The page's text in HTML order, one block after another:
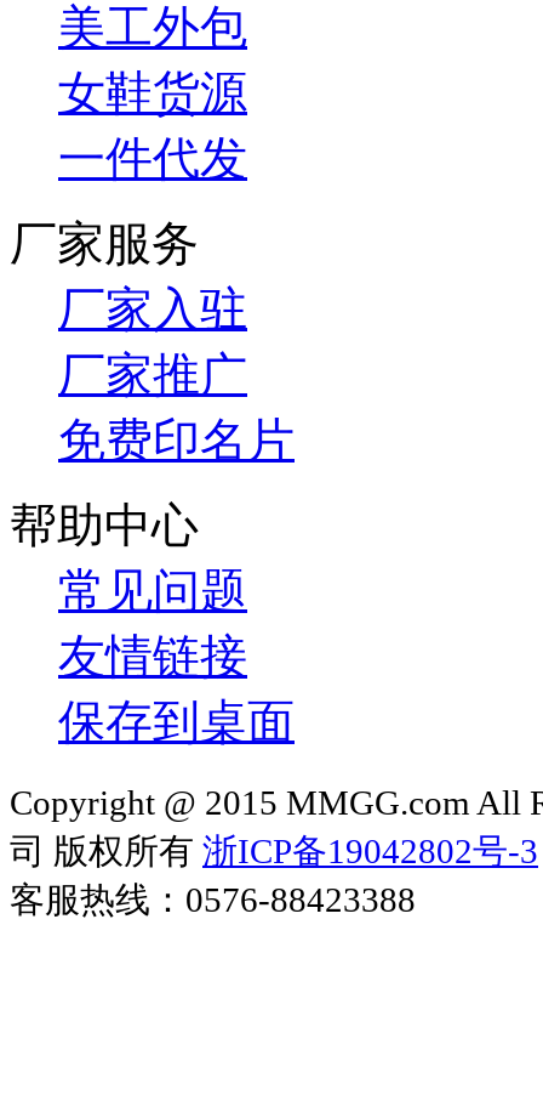
美工外包
女鞋货源
一件代发
厂家服务
厂家入驻
厂家推广
免费印名片
帮助中心
常见问题
友情链接
保存到桌面
Copyright @ 2015 MMGG.com All
司 版权所有 浙ICP备19042802号-3
客服热线：0576-88423388